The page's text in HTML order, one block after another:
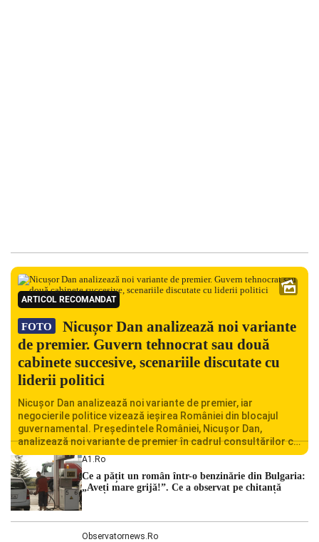
ARTICOL RECOMANDAT
FOTO
Nicușor Dan analizează noi variante
de premier. Guvern tehnocrat sau două
cabinete succesive, scenariile discutate cu
liderii politici
Nicușor Dan analizează noi variante de premier, iar
negocierile politice vizează ieșirea României din blocajul
guvernamental. Președintele României, Nicușor Dan,
analizează noi variante de premier în cadrul consultărilor cu
liderii politici. Ciprian Ciucu vorbește despre scenariul unui
guvern tehnocrat și despre posibilitatea a două cabinete
succesive. Nicușor Dan analizează noi variante de premier
România traversează […]
A1.ro
Ce a pățit un român într-o benzinărie din Bulgaria:
„Aveți mare grijă!”. Ce a observat pe chitanță
Observatornews.ro